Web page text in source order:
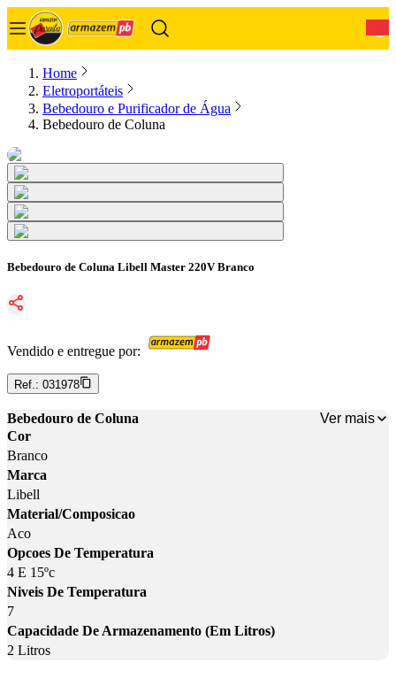
Home
Eletroportáteis
Bebedouro e Purificador de Água
Bebedouro de Coluna
Bebedouro de Coluna Libell Master 220V Branco
Vendido e entregue por:
Ref.: 031978
Bebedouro de Coluna
Ver mais
Cor
Branco
Marca
Libell
Material/Composicao
Aco
Opcoes De Temperatura
4 E 15ºc
Niveis De Temperatura
7
Capacidade De Armazenamento (Em Litros)
2 Litros